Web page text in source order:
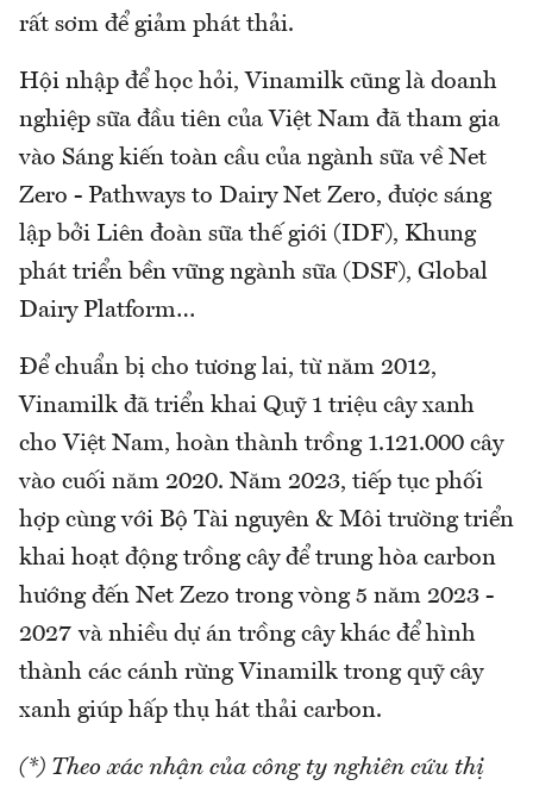
rất sơm để giảm phát thải.
Hội nhập để học hỏi, Vinamilk cũng là doanh
nghiệp sữa đầu tiên của Việt Nam đã tham gia
vào Sáng kiến toàn cầu của ngành sữa về Net
Zero - Pathways to Dairy Net Zero, được sáng
lập bởi Liên đoàn sữa thế giới (IDF), Khung
phát triển bền vững ngành sữa (DSF), Global
Dairy Platform…
Để chuẩn bị cho tương lai, từ năm 2012,
Vinamilk đã triển khai Quỹ 1 triệu cây xanh
cho Việt Nam, hoàn thành trồng 1.121.000 cây
vào cuối năm 2020. Năm 2023, tiếp tục phối
hợp cùng với Bộ Tài nguyên & Môi trường triển
khai hoạt động trồng cây để trung hòa carbon
hướng đến Net Zezo trong vòng 5 năm 2023 -
2027 và nhiều dự án trồng cây khác để hình
thành các cánh rừng Vinamilk trong quỹ cây
xanh giúp hấp thụ hát thải carbon.
(*) Theo xác nhận của công ty nghiên cứu thị